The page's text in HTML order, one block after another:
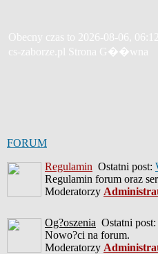
Obecny czas to 2026-08-06, 06:12
cs-zaborze.pl Strona G��wna
FORUM
Regulamin Ostatni post:
Regulamin forum oraz
Moderatorzy
Og?oszenia Ostatni post:
Nowo?ci na forum.
Moderatorzy